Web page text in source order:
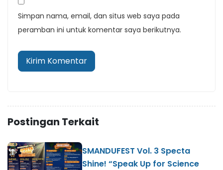
Simpan nama, email, dan situs web saya pada
peramban ini untuk komentar saya berikutnya.
Postingan Terkait
SMANDUFEST Vol. 3 Specta
Shine! “Speak Up for Science